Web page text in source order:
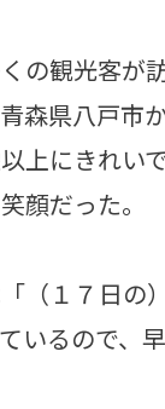
の観光客が
森県八戸市
上にきれい
顔だった。
（１７日の
いるので、